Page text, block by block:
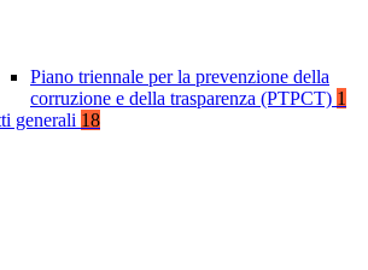
Piano triennale per la prevenzione della
corruzione e della trasparenza (PTPCT) 1
generali 18